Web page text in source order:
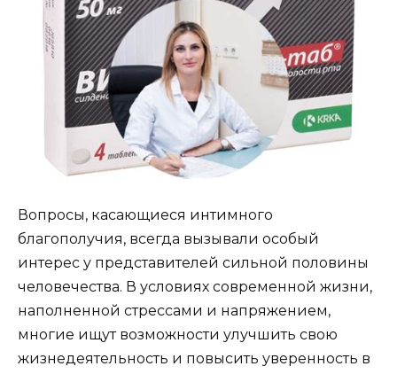
Вопросы, касающиеся интимного
благополучия, всегда вызывали особый
интерес у представителей сильной половины
человечества. В условиях современной жизни,
наполненной стрессами и напряжением,
многие ищут возможности улучшить свою
жизнедеятельность и повысить уверенность в